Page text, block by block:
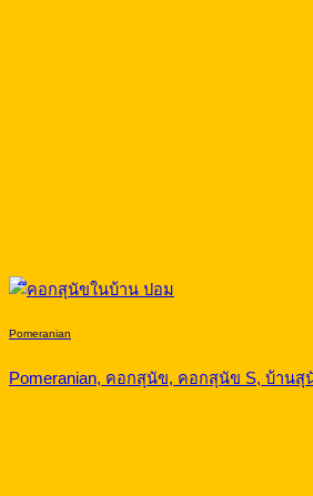
Pomeranian
Pomeranian, คอกสุนัข, คอกสุนัข S, บ้าน